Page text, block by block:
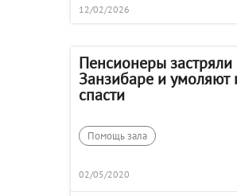
12/02/2026
Пенсионеры застряли
Занзибаре и умоляют
спасти
Помощь зала
02/05/2020